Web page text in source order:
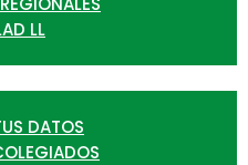
LL
DATOS